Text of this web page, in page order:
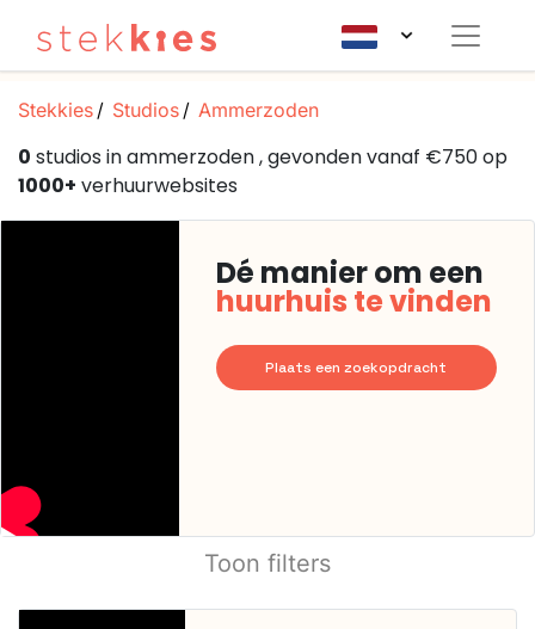
Stekkies Studios Ammerzoden
0 studios in ammerzoden , gevonden vanaf €750 op
1000+ verhuurwebsites
Dé manier om een
huurhuis te vinden
Plaats een zoekopdracht
Toon filters